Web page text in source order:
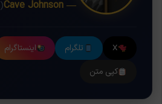
— Cave Johnson
(Portal 2)
X تلگرام اینستاگرام
کپی متن